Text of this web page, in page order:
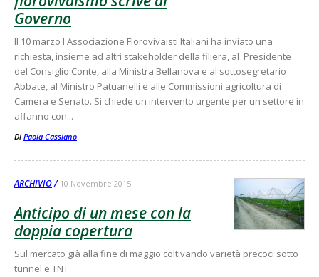
Governo
Il 10 marzo l'Associazione Florovivaisti Italiani ha inviato una
richiesta, insieme ad altri stakeholder della filiera, al Presidente
del Consiglio Conte, alla Ministra Bellanova e al sottosegretario
Abbate, al Ministro Patuanelli e alle Commissioni agricoltura di
Camera e Senato. Si chiede un intervento urgente per un settore in
affanno con...
Di Paola Cassiano
ARCHIVIO 10 Novembre 2015
Anticipo di un mese con la
doppia copertura
Sul mercato già alla fine di maggio coltivando varietà precoci sotto
tunnel e TNT